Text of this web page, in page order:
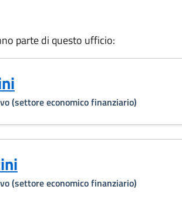
parte di questo ufficio:
(settore economico finanziario)
(settore economico finanziario)